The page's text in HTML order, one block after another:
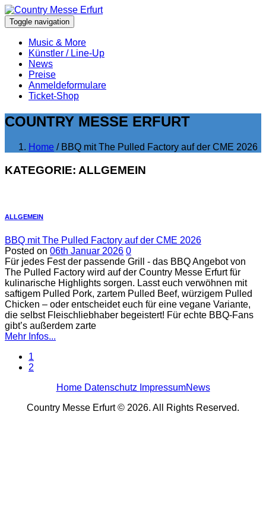
Toggle navigation
Music & More
Künstler / Line-Up
News
Preise
Anmeldeformulare
Ticket-Shop
COUNTRY MESSE ERFURT
Home / BBQ mit The Pulled Factory auf der CME 2026
KATEGORIE: ALLGEMEIN
ALLGEMEIN
BBQ mit The Pulled Factory auf der CME 2026
Posted on 06th Januar 2026 0
Für jedes Fest der passende Grill - das BBQ Angebot von
The Pulled Factory wird auf der Country Messe Erfurt für
kulinarische Highlights sorgen. Lasst euch verwöhnen mit
saftigem Pulled Pork, zartem Pulled Beef, würzigem Pulled
Chicken – oder entscheidet euch für eine vegane Variante,
die selbst Fleischliebhaber begeistert! Für echte BBQ-Fans
gibt’s außerdem zarte
Mehr Infos...
1
2
Home Datenschutz ImpressumNews
Country Messe Erfurt © 2026. All Rights Reserved.